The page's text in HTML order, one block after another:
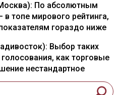
По абсолютным
топе мирового рейтинга,
гораздо ниже
Выбор таких
как торговые
нестандартное